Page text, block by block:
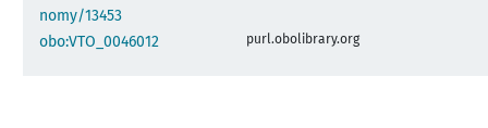
nomy/13453
obo:VTO_0046012 purl.obolibrary.org